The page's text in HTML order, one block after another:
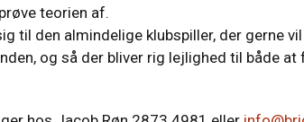
teorien af.
til den almindelige klubspiller, der gerne
og så der bliver rig lejlighed til både